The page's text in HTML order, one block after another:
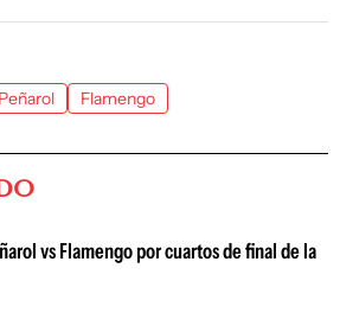
Peñarol Flamengo
vs Flamengo por cuartos de final de la